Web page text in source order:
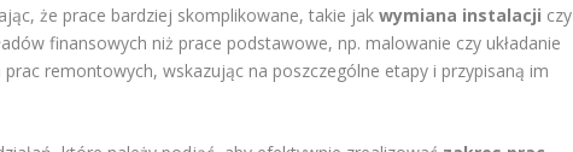
że prace bardziej skomplikowane, takie jakwymiana instalacji czy
finansowych niż prace podstawowe, np. malowanie czy układanie
remontowych, wskazując na poszczególne etapy i przypisaną im